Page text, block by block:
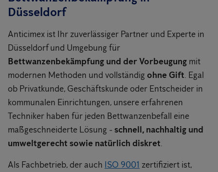
Düsseldorf
Anticimex ist Ihr zuverlässiger Partner und Experte in
Düsseldorf und Umgebung für
Bettwanzenbekämpfung und der Vorbeugung mit
modernen Methoden und vollständig ohne Gift. Egal
ob Privatkunde, Geschäftskunde oder Entscheider in
kommunalen Einrichtungen, unsere erfahrenen
Techniker haben für jeden Bettwanzenbefall eine
maßgeschneiderte Lösung - schnell, nachhaltig und
umweltgerecht sowie natürlich diskret.
Als Fachbetrieb, der auch ISO 9001 zertifiziert ist,